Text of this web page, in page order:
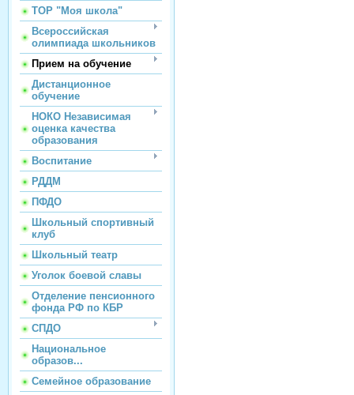
ТОР "Моя школа"
Всероссийская
олимпиада школьников
Прием на обучение
Дистанционное
обучение
НОКО Независимая
оценка качества
образования
Воспитание
РДДМ
ПФДО
Школьный спортивный
клуб
Школьный театр
Уголок боевой славы
Отделение пенсионного
фонда РФ по КБР
СПДО
Национальное
образов...
Семейное образование